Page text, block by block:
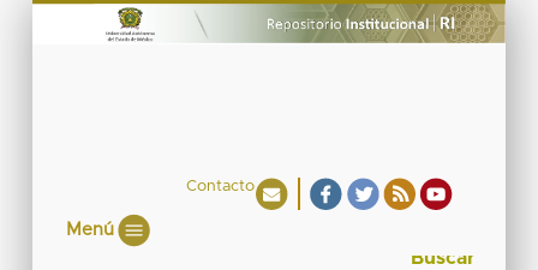
Contacto
Menú
Buscar